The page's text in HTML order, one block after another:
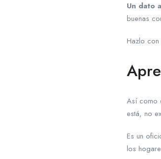
Un dato
buenas
Hazlo
Así como
está, no
Es un
los